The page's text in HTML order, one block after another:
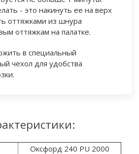
- это накинуть ее на верх
оттяжками из шнура
оттяжкам на палатке.
в специальный
чехол для удобства
Оксфорд 240 PU 2000